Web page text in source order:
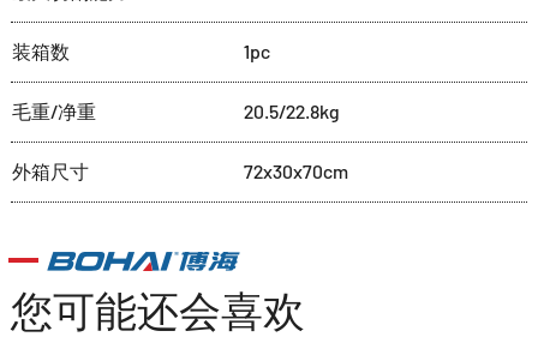
装箱数 1pc
毛重/净重 20.5/22.8kg
外箱尺寸 72x30x70cm
您可能还会喜欢